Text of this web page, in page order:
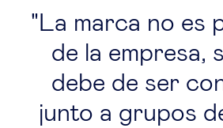
La marca no es
de la empresa,
debe de ser
junto a grupos